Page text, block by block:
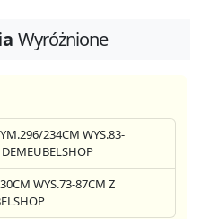
Wyróżnione
234CM WYS.83-
WYS.73-87CM Z